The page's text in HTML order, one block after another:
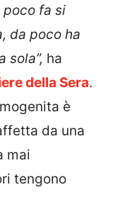
poco fa si
da poco ha
sola”, ha
della Sera.
è
da una
mai
tengono